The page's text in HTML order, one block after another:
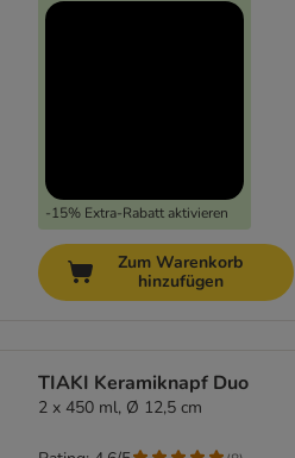
-15% Extra-Rabatt aktivieren
Zum Warenkorb
hinzufügen
TIAKI Keramiknapf Duo
2 x 450 ml, Ø 12,5 cm